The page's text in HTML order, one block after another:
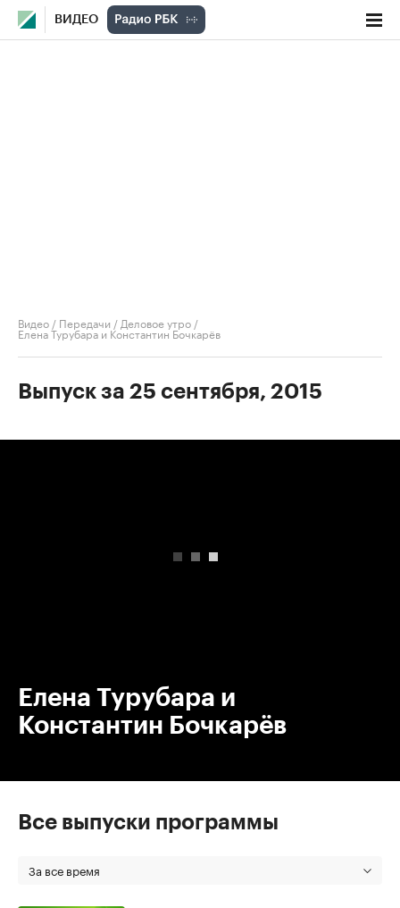
ВИДЕО
Видео / Передачи / Деловое утро /
Елена Турубара и Константин Бочкарёв
Выпуск за 25 сентября, 2015
Елена Турубара и
Константин Бочкарёв
Все выпуски программы
За все время